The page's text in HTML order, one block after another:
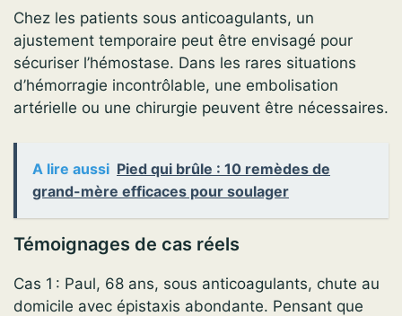
Chez les patients sous anticoagulants, un
ajustement temporaire peut être envisagé pour
sécuriser l’hémostase. Dans les rares situations
d’hémorragie incontrôlable, une embolisation
artérielle ou une chirurgie peuvent être nécessaires.
A lire aussi Pied qui brûle : 10 remèdes de
grand-mère efficaces pour soulager
Témoignages de cas réels
Cas 1 : Paul, 68 ans, sous anticoagulants, chute au
domicile avec épistaxis abondante. Pensant que